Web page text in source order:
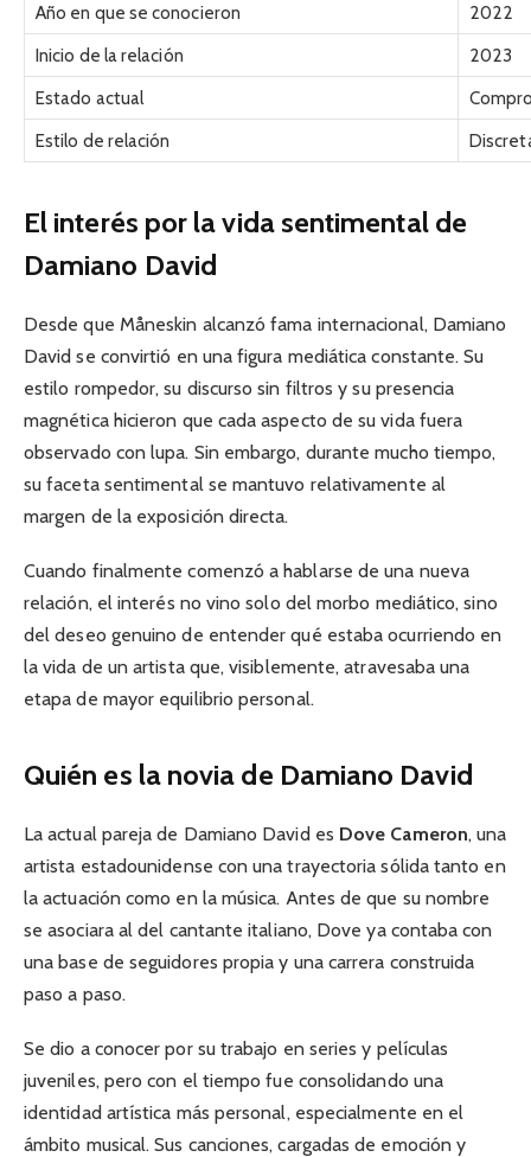
Año en que se conocieron
2022
Inicio de la relación
2023
Estado actual
Estilo de relación
El interés por la vida sentimental de
Damiano David
Desde que Måneskin alcanzó fama internacional, Damiano
David se convirtió en una figura mediática constante. Su
estilo rompedor, su discurso sin filtros y su presencia
magnética hicieron que cada aspecto de su vida fuera
observado con lupa. Sin embargo, durante mucho tiempo,
su faceta sentimental se mantuvo relativamente al
margen de la exposición directa.
Cuando finalmente comenzó a hablarse de una nueva
relación, el interés no vino solo del morbo mediático, sino
del deseo genuino de entender qué estaba ocurriendo en
la vida de un artista que, visiblemente, atravesaba una
etapa de mayor equilibrio personal.
Quién es la novia de Damiano David
La actual pareja de Damiano David es Dove Cameron, una
artista estadounidense con una trayectoria sólida tanto en
la actuación como en la música. Antes de que su nombre
se asociara al del cantante italiano, Dove ya contaba con
una base de seguidores propia y una carrera construida
paso a paso.
Se dio a conocer por su trabajo en series y películas
juveniles, pero con el tiempo fue consolidando una
identidad artística más personal, especialmente en el
ámbito musical. Sus canciones, cargadas de emoción y